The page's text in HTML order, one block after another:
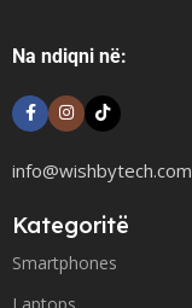
Na ndiqni në:
info@wishbytech.com
Kategoritë
Smartphones
Laptops